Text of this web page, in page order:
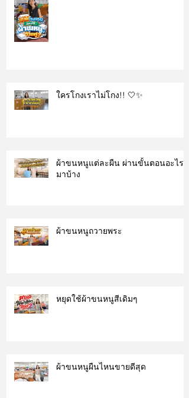
ใครโกงเราไม่โกง!! 🤍✨
ผ้าขนหนูแต่ละผืน ผ่านขั้นตอนอะไร
มาบ้าง
ผ้าขนหนูถวายพระ
หยุดใช้ผ้าขนหนูสีเดิมๆ
ผ้าขนหนูผืนไหนขายดีสุด